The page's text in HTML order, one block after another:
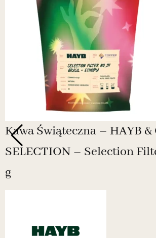
Kawa Świąteczna – HAYB &
SELECTION – Selection
g